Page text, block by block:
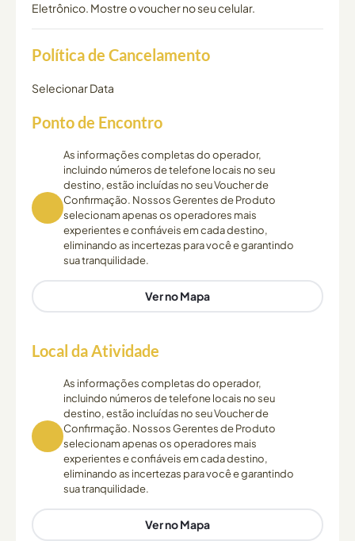
Eletrônico. Mostre o voucher no seu celular.
Política de Cancelamento
Selecionar Data
Ponto de Encontro
As informações completas do operador,
incluindo números de telefone locais no seu
destino, estão incluídas no seu Voucher de
Confirmação. Nossos Gerentes de Produto
selecionam apenas os operadores mais
experientes e confiáveis em cada destino,
eliminando as incertezas para você e garantindo
sua tranquilidade.
Ver no Mapa
Local da Atividade
As informações completas do operador,
incluindo números de telefone locais no seu
destino, estão incluídas no seu Voucher de
Confirmação. Nossos Gerentes de Produto
selecionam apenas os operadores mais
experientes e confiáveis em cada destino,
eliminando as incertezas para você e garantindo
sua tranquilidade.
Ver no Mapa